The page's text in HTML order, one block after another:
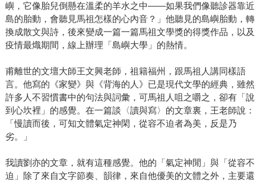
嶼，它像胎兒倒懸在溫柔的羊水之中——如果我們像聽診器靠近
島的胎動，會聽見馬祖怎樣的心內音？」他聽見的島嶼胎動，轉
換成散文與詩，後來變成一篇一篇馬祖文學獎的得獎作品，以及
疫情最熾期間，線上辦理「島嶼大學」的熱情。
甫離世的文壇大師王文興老師，祖籍福州，跟馬祖人講同樣語
言。他寫的《家變》與《背海的人》已是現代文學的經典，雖然
許多人不習慣書中的句法與詞彙，可馬祖人咀之嚼之，卻有「說
到心坎裡」的感覺。在一篇談〈讀與寫〉的文章裏，王老師說：
「慢讀而後，可知文體氣定神閑，從容不迫者為美，反是乃
劣。」
我讀劉亦的文章，就有這種感覺。他的「氣定神閒」與「從容不
迫」除了來自文字節奏、韻律，來自他優美的文體之外，主要還